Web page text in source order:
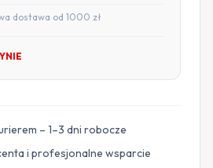
dostawa od 1000 zł
– 1–3 dni robocze
i profesjonalne wsparcie